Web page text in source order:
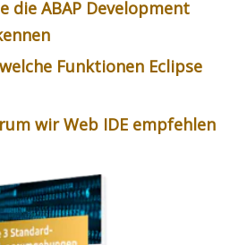
die ABAP Development
Funktionen Eclipse
wir Web IDE empfehlen